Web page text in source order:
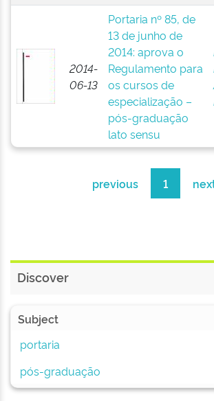
2014-
06-13
Portaria nº 85, de
13 de junho de
2014: aprova o
Regulamento para
os cursos de
especialização –
pós-graduação
lato sensu
previous 1
Discover
Subject
portaria
pós-graduação